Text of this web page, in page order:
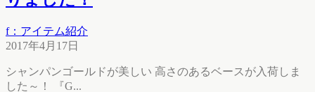
f：アイテム紹介
2017年4月17日
シャンパンゴールドが美しい 高さのあるベースが入荷しま
した～！ 『G...